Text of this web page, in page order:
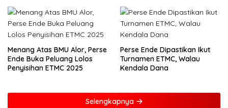
Menang Atas BMU Alor, Perse
Ende Buka Peluang Lolos
Penyisihan ETMC 2025
Perse Ende Dipastikan Ikut
Turnamen ETMC, Walau
Kendala Dana
Selengkapnya